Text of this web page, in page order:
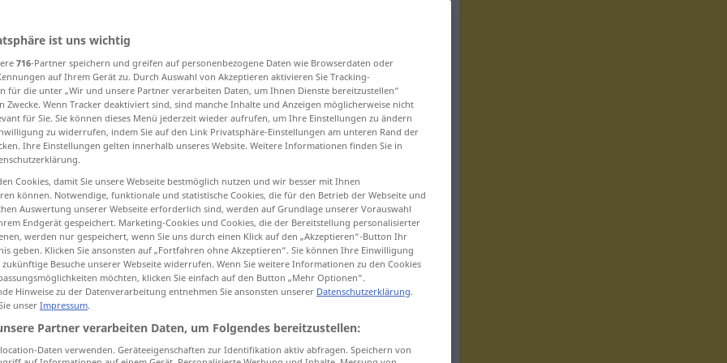
Masse Masse, RohStoff
Ganz-, Gesamtheit, Aggregat
Fläche Masse
Übersetzungen...
ist uns wichtig
716-Partner speichern und greifen auf personenbezogene Daten wie Browserdaten oder
auf Ihrem Gerät zu. Durch Auswahl von Akzeptieren aktivieren Sie Tracking-
für die unter „Wir und unsere Partner verarbeiten Daten, um Ihnen Dienste bereitzustellen“
Zwecke. Wenn Tracker deaktiviert sind, sind manche Inhalte und Anzeigen möglicherweise nicht
für Sie. Sie können dieses Menü jederzeit wieder aufrufen, um Ihre Einstellungen zu ändern
zu widerrufen, indem Sie auf den Link Privatsphäre-Einstellungen am unteren Rand der
Ihre Einstellungen gelten innerhalb unseres Website. Weitere Informationen finden Sie in
Cookies, damit Sie unsere Webseite bestmöglich nutzen und wir besser mit Ihnen
können. Notwendige, funktionale und statistische Cookies, die für den Betrieb der Webseite und
Auswertung unserer Webseite erforderlich sind, werden auf Grundlage unserer Vorauswahl
Endgerät gespeichert. Marketing-Cookies und Cookies, die der Bereitstellung personalisierter
werden nur gespeichert, wenn Sie uns durch einen Klick auf den „Akzeptieren“-Button Ihr
geben. Klicken Sie ansonsten auf „Fortfahren ohne Akzeptieren“. Sie können Ihre Einwilligung
Besuche unserer Webseite widerrufen. Wenn Sie weitere Informationen zu den Cookies
möchten, klicken Sie einfach auf den Button „Mehr Optionen“.
Hinweise zu der Datenverarbeitung entnehmen Sie ansonsten unserer Datenschutzerklärung.
unser Impressum.
Partner verarbeiten Daten, um Folgendes bereitzustellen:
Daten verwenden. Geräteeigenschaften zur Identifikation aktiv abfragen. Speichern von